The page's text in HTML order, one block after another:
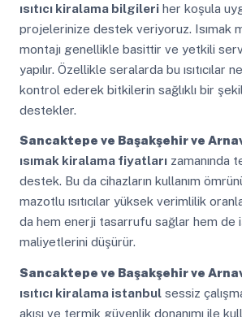
ısıtıcı kiralama bilgileriher koşula
projelerinize destek veriyoruz. Isımak
montajı genellikle basittir ve yetkili
yapılır. Özellikle seralarda bu ısıtıcılar
kontrol ederek bitkilerin sağlıklı bir
destekler.
Sancaktepe ve Başakşehir ve
ısımak kiralama fiyatlarızamanında
destek. Bu da cihazların kullanım
mazotlu ısıtıcılar yüksek verimlilik
da hem enerji tasarrufu sağlar hem de
maliyetlerini düşürür.
Sancaktepe ve Başakşehir ve
ısıtıcı kiralama istanbulsessiz
akışı ve termik güvenlik donanımı ile